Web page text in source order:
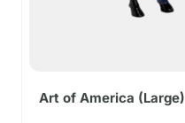
Art of America (Large)